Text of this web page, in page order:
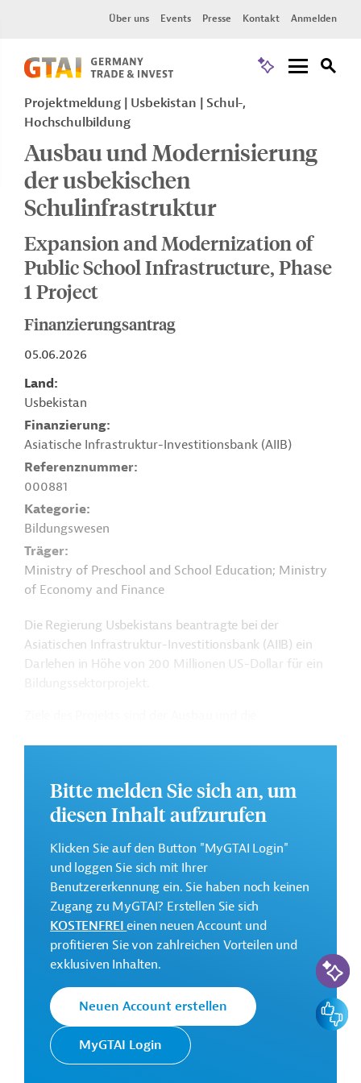
Über uns Events Presse Kontakt Anmelden
Projektmeldung Usbekistan
Schul-,
Hochschulbildung
Ausbau und Modernisierung
der usbekischen
Schulinfrastruktur
Expansion and Modernization of
Public School Infrastructure, Phase
1 Project
Finanzierungsantrag
05.06.2026
Land
Usbekistan
Finanzierung
Asiatische Infrastruktur-Investitionsbank (AIIB)
Referenznummer
000881
Kategorie
Bildungswesen
Träger
Ministry of Preschool and School Education; Ministry
of Economy and Finance
Die Regierung Usbekistans beantragte bei der
Asiatischen Infrastruktur-Investitionsbank (AIIB) ein
Darlehen in Höhe von 200 Millionen US-Dollar für ein
an Sekundarschulbildung in Usbekistan Rechnung
getragen werden.
Weitere Informationen zu dem geplanten
Entwicklungsprojekt finden Sie auf der
und im Originaldokument, das zum Download
bereitsteht.
GTAI informiert über die AIIB: Schwerpunkte,
Regularien und praktische Hinweise zur
Geschäftsanbahnung.
Gesamtkosten:
1,39 Milliarden US-Dollar
Geberbeitrag:
200 Millionen US-Dollar (Darlehen; beantragt)
Bitte melden Sie sich an, um
diesen Inhalt aufzurufen
Klicken Sie auf den Button "MyGTAI Login"
und loggen Sie sich mit Ihrer
Benutzererkennung ein. Sie haben noch keinen
Zugang zu MyGTAI? Erstellen Sie sich
KOSTENFREIeinen neuen Account und
profitieren Sie von zahlreichen Vorteilen und
exklusiven Inhalten.
Neuen Account erstellen
MyGTAI Login
KI-